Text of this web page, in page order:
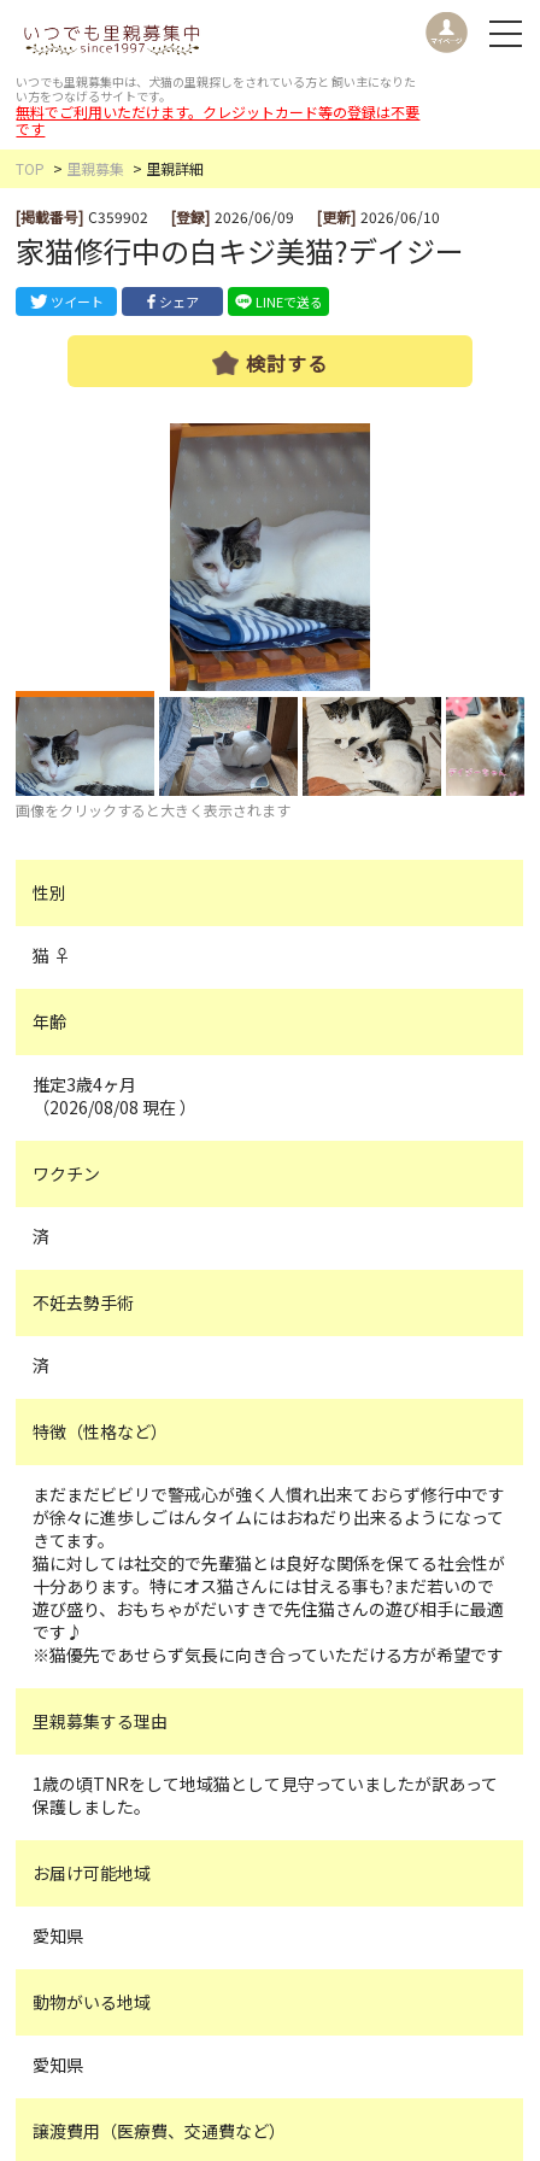
いつでも里親募集中は、犬猫の里親探しをされている方と 飼い主になりた
い方をつなげるサイトです。
無料でご利用いただけます。クレジットカード等の登録は不要
です
TOP
里親募集 里親詳細
[掲載番号] C359902 [登録] 2026/06/09 [更新] 2026/06/10
家猫修行中の白キジ美猫?デイジー
ツイート シェア LINEで送る
検討する
画像をクリックすると大きく表示されます
性別
猫 ♀
年齢
推定3歳4ヶ月
（2026/08/08 現在 ）
ワクチン
済
不妊去勢手術
済
特徴（性格など）
まだまだビビリで警戒心が強く人慣れ出来ておらず修行中です
が徐々に進歩しごはんタイムにはおねだり出来るようになって
きてます。
猫に対しては社交的で先輩猫とは良好な関係を保てる社会性が
十分あります。特にオス猫さんには甘える事も?まだ若いので
遊び盛り、おもちゃがだいすきで先住猫さんの遊び相手に最適
です♪
※猫優先であせらず気長に向き合っていただける方が希望です
里親募集する理由
1歳の頃TNRをして地域猫として見守っていましたが訳あって
保護しました。
お届け可能地域
愛知県
動物がいる地域
愛知県
譲渡費用（医療費、交通費など）